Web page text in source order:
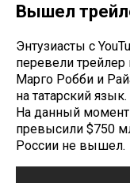
Вышел
Энтузиасты с
перевели
Марго Робби и
на татарский язык.
На данный
превысили $750
России не вышел.